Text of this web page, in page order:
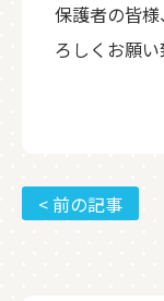
保護者の皆
ろしくお願い
< 前の記事